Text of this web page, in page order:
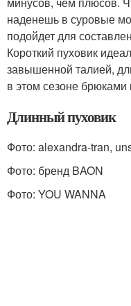
наденешь в суровые
подойдет для
Короткий пуховик
завышенной талией,
в этом сезоне брюками
Длинный пуховик
Фото: alexandra-tran,
Фото: бренд BAON
Фото: YOU WANNA